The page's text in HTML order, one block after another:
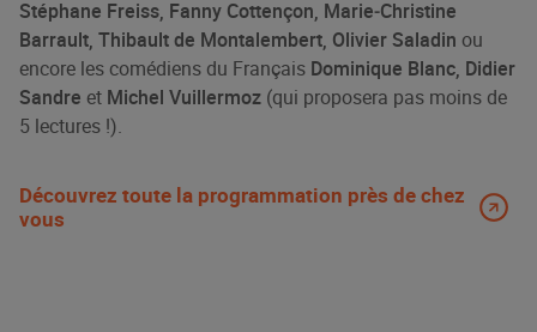
Stéphane Freiss, Fanny Cottençon, Marie‑Christine
Barrault, Thibault de Montalembert, Olivier Saladin ou
encore les comédiens du Français Dominique Blanc, Didier
Sandre et Michel Vuillermoz (qui proposera pas moins de
5 lectures !).
Découvrez toute la programmation près de chez
vous